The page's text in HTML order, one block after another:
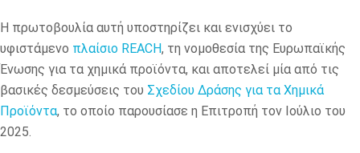
Η πρωτοβουλία αυτή υποστηρίζει και ενισχύει το
υφιστάμενο πλαίσιο REACH, τη νομοθεσία της Ευρωπαϊκής
Ένωσης για τα χημικά προϊόντα, και αποτελεί μία από τις
βασικές δεσμεύσεις του Σχεδίου Δράσης για τα Χημικά
Προϊόντα, το οποίο παρουσίασε η Επιτροπή τον Ιούλιο του
2025.